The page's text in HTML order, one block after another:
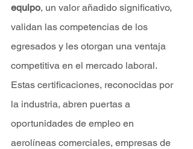
equipo, un valor añadido significativo,
validan las competencias de los
egresados y les otorgan una ventaja
competitiva en el mercado laboral.
Estas certificaciones, reconocidas por
la industria, abren puertas a
oportunidades de empleo en
aerolíneas comerciales, empresas de